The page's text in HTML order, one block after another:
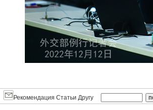
Рекомендация Статьи Другу